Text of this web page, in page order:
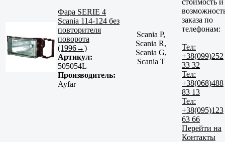
Фара SERIE 4
Scania 114-124 без
повторителя
поворота
(1996→)
Артикул:
505054L
Производитель:
Ayfar
Scania P,
Scania R,
Scania G,
Scania T
заказа по
телефонам:
Тел:
+38(099)252
33 32
Тел:
+38(068)488
83 13
Тел:
+38(095)123
63 66
Перейти на
Контакты